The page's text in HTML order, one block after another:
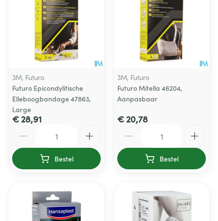
3M, Futuro
Futuro Epicondylitische
Elleboogbandage 47863,
Large
€ 28,91
Bestel
3M, Futuro
Futuro Mitella 46204,
Aanpasbaar
€ 20,78
Bestel